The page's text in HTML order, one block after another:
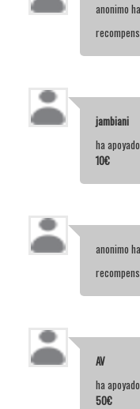
anonimo
jambiani
ha
10€
anonimo
AV
ha
50€